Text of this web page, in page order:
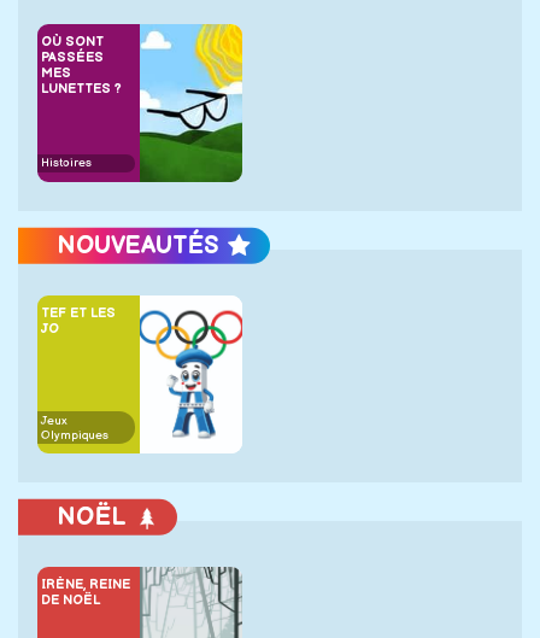
OÙ SONT
PASSÉES
MES
LUNETTES ?
Histoires
NOUVEAUTÉS
TEF ET LES
JO
Jeux
Olympiques
NOËL
IRÈNE, REINE
DE NOËL